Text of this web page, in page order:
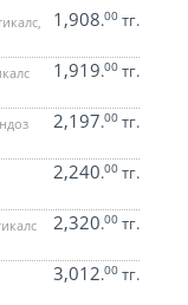
1,908.00 тг.
1,919.00 тг.
2,197.00 тг.
2,240.00 тг.
2,320.00 тг.
3,012.00 тг.